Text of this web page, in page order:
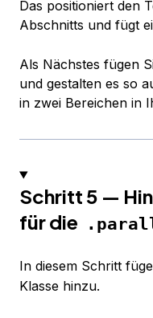
Das positioniert den
Abschnitts und fügt
Als Nächstes fügen
und gestalten es so
in zwei Bereichen in
Schritt 5 —
für die
In diesem Schritt
Klasse hinzu.